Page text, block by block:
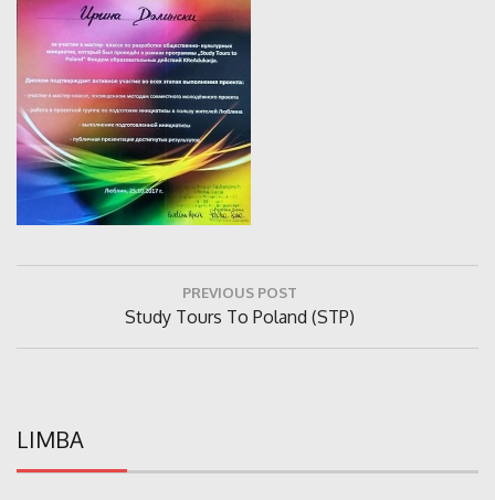
PREVIOUS POST
Previous
Post:
Study Tours To Poland (STP)
LIMBA